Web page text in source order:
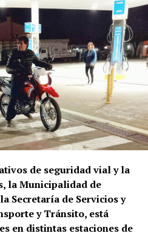
de seguridad vial y la
la Municipalidad de
Secretaría de Servicios y
y Tránsito, está
en distintas estaciones de